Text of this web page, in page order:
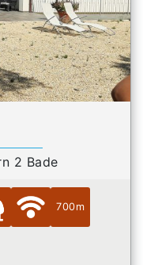
2 Bade
700m